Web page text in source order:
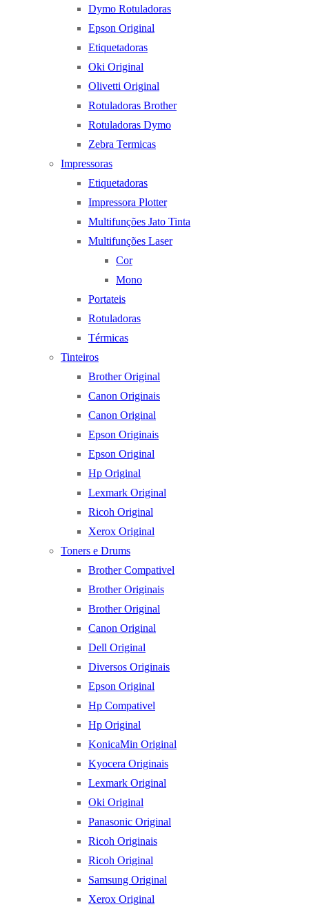
Dymo Rotuladoras
Epson Original
Etiquetadoras
Oki Original
Olivetti Original
Rotuladoras Brother
Rotuladoras Dymo
Zebra Termicas
Impressoras
Etiquetadoras
Impressora Plotter
Multifunções Jato Tinta
Multifunções Laser
Cor
Mono
Portateis
Rotuladoras
Térmicas
Tinteiros
Brother Original
Canon Originais
Canon Original
Epson Originais
Epson Original
Hp Original
Lexmark Original
Ricoh Original
Xerox Original
Toners e Drums
Brother Compativel
Brother Originais
Brother Original
Canon Original
Dell Original
Diversos Originais
Epson Original
Hp Compativel
Hp Original
KonicaMin Original
Kyocera Originais
Lexmark Original
Oki Original
Panasonic Original
Ricoh Originais
Ricoh Original
Samsung Original
Xerox Original